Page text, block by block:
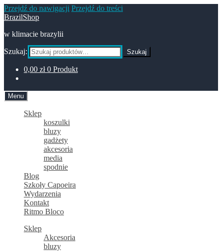
Przejdź do nawigacji Przejdź do treści
BrazilShop
w klimacie brazylii
Szukaj: Szukaj
0,00 zł 0 Produkt
Menu
Sklep
koszulki
bluzy
gadżety
akcesoria
media
spodnie
Blog
Szkoły Capoeira
Wydarzenia
Kontakt
Ritmo Bloco
Sklep
Akcesoria
bluzy